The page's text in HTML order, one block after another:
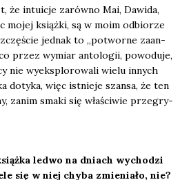
że intu­icje zarów­no Mai, Dawi­da,
mojej książ­ki, są w moim odbio­rze
jed­nak to „potwor­ne zaan­
przez wymiar anto­lo­gii, powo­du­je,
nie wyeks­plo­ro­wa­li wie­lu innych
doty­ka, więc ist­nie­je szan­sa, że ten
zanim sma­ki się wła­ści­wie prze­gry­
led­wo na dniach wycho­dzi
się w niej chy­ba zmie­nia­ło, nie?